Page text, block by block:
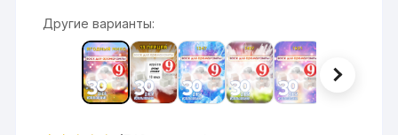
Другие варианты: